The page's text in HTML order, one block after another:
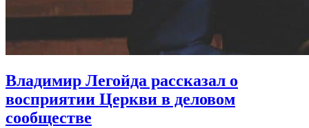
Владимир Легойда рассказал о
восприятии Церкви в деловом
сообществе